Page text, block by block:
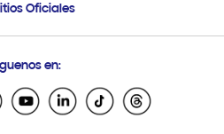
de Compra
vía eMail
Oficiales
Ecuador
El Salvador
en: